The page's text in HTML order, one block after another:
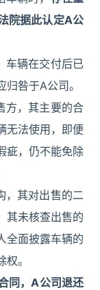
院据此认定A公
车辆在交付后已
咎于A公司。
方，其主要的合
无法使用，即便
疵，仍不能免除
，其对出售的二
其未核查出售的
全面披露车辆的
。
同，A公司退还